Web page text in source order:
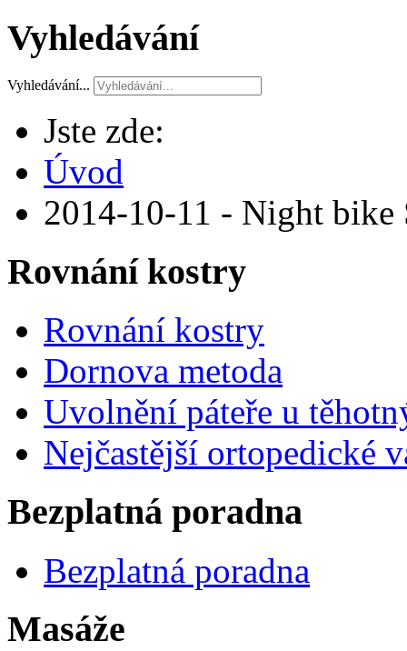
Vyhledávání
Vyhledávání...
Jste zde:
Úvod
2014-10-11 - Night bike
Rovnání kostry
Rovnání kostry
Dornova metoda
Uvolnění páteře u
Nejčastější ortopedické
Bezplatná poradna
Bezplatná poradna
Masáže